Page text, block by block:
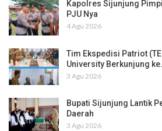
Kapolres Sijunjung
PJU Nya
4 Agu 2026
Tim Ekspedisi Patriot
University Berkunjung
3 Agu 2026
Bupati Sijunjung Lantik
Daerah
3 Agu 2026